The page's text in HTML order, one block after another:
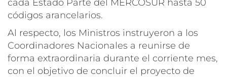
cada Estado Parte del MERCOSUR hasta 50
códigos arancelarios.
Al respecto, los Ministros instruyeron a los
Coordinadores Nacionales a reunirse de
forma extraordinaria durante el corriente mes,
con el objetivo de concluir el proyecto de